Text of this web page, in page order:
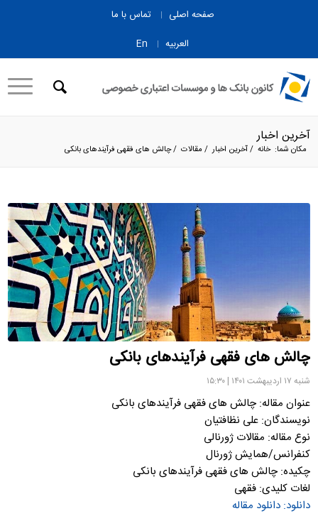
صفحه اصلی
تماس با ما
العربیه
En
آخرین اخبار
مکان شما: خانه /آخرین اخبار / مقالات /چالش های فقهی فرآیندهای بانکی
چالش های فقهی فرآیندهای بانکی
شنبه ۱۷ اردیبهشت ۱۴۰۱ | ۱۵:۳۰
عنوان مقاله: چالش های فقهی فرآیندهای بانکی
نویسندگان: علی نظافتیان
نوع مقاله: مقالات ژورنالی
کنفرانس/همایش ژورنال
چکیده: چالش های فقهی فرآیندهای بانکی
لغات کلیدی: فقهی
دانلود: دانلود مقاله